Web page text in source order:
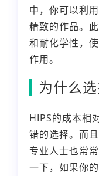
中，你可以利
精致的作品。
和耐化学性，
作用。
为什么
HIPS的成本相
错的选择。而
专业人士也常
一下，如果你